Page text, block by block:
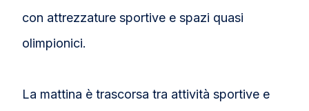
con attrezzature sportive e spazi quasi
olimpionici.
La mattina è trascorsa tra attività sportive e